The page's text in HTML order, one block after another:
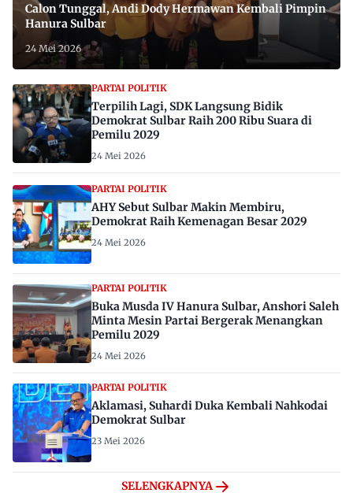
Calon Tunggal, Andi Dody Hermawan Kembali Pimpin
Hanura Sulbar
24 Mei 2026
PARTAI POLITIK
Terpilih Lagi, SDK Langsung Bidik
Demokrat Sulbar Raih 200 Ribu Suara di
Pemilu 2029
24 Mei 2026
PARTAI POLITIK
AHY Sebut Sulbar Makin Membiru,
Demokrat Raih Kemenagan Besar 2029
24 Mei 2026
PARTAI POLITIK
Buka Musda IV Hanura Sulbar, Anshori Saleh
Minta Mesin Partai Bergerak Menangkan
Pemilu 2029
24 Mei 2026
PARTAI POLITIK
Aklamasi, Suhardi Duka Kembali Nahkodai
Demokrat Sulbar
23 Mei 2026
SELENGKAPNYA